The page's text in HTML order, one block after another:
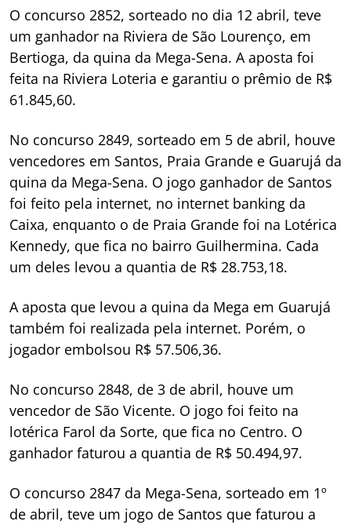
O concurso 2852, sorteado no dia 12 abril, teve
um ganhador na Riviera de São Lourenço, em
Bertioga, da quina da Mega-Sena. A aposta foi
feita na Riviera Loteria e garantiu o prêmio de R$
61.845,60.
No concurso 2849, sorteado em 5 de abril, houve
vencedores em Santos, Praia Grande e Guarujá da
quina da Mega-Sena. O jogo ganhador de Santos
foi feito pela internet, no internet banking da
Caixa, enquanto o de Praia Grande foi na Lotérica
Kennedy, que fica no bairro Guilhermina. Cada
um deles levou a quantia de R$ 28.753,18.
A aposta que levou a quina da Mega em Guarujá
também foi realizada pela internet. Porém, o
jogador embolsou R$ 57.506,36.
No concurso 2848, de 3 de abril, houve um
vencedor de São Vicente. O jogo foi feito na
lotérica Farol da Sorte, que fica no Centro. O
ganhador faturou a quantia de R$ 50.494,97.
O concurso 2847 da Mega-Sena, sorteado em 1º
de abril, teve um jogo de Santos que faturou a